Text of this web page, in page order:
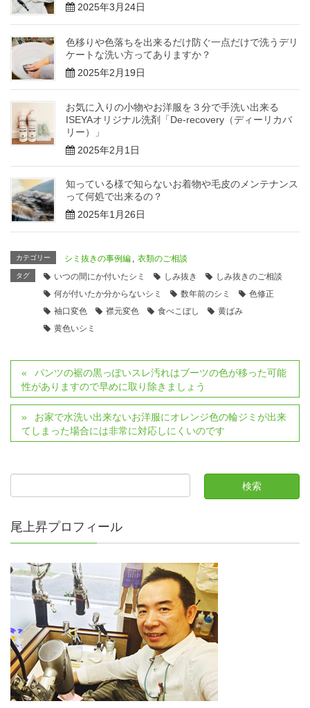
2025年3月24日
色移りや色落ちを出来るだけ防ぐ一点だけで洗うデリ
ケートな洗い方ってありますか？
2025年2月19日
お気に入りの小物やお洋服を３分で手洗い出来る
ISEYAオリジナル洗剤「De-recovery（ディーリカバ
リー）」
2025年2月1日
知っている様で知らないお着物や毛皮のメンテナンス
って何処で出来るの？
2025年1月26日
カテゴリー シミ抜きの事例編 , 衣類のご相談
タグ いつの間にか付いたシミ しみ抜き
しみ抜きのご相談
何が付いたか分からないシミ
数年前のシミ
色修正
袖口変色
襟元変色 食べこぼし
黄ばみ
黄色いシミ
パンツの裾の黒っぽいスレ汚れはブーツの色が移った可能
性がありますので早めに取り除きましょう
お家で水洗い出来ないお洋服にオレンジ色の輪ジミが出来
てしまった場合には非常に対応しにくいのです
尾上昇プロフィール